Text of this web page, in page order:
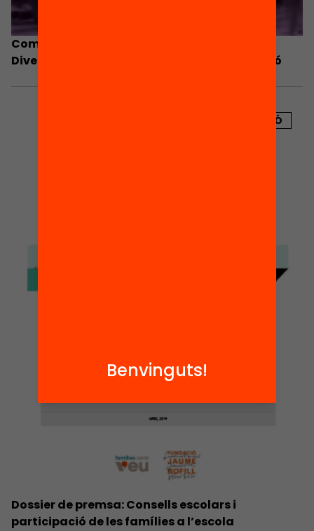
Com participen mares i pares a l’escola?
Diversitat familiar i d’implicació en educació
PUBLICACIÓ
Dossier de premsa: Consells escolars i
participació de les famílies a l’escola
Benvinguts!